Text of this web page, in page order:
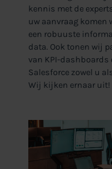
kennis met de
uw aanvraag komen
een robuuste
data. Ook tonen wij
van KPI-dashboards
Salesforce zowel u
Wij kijken ernaar uit!